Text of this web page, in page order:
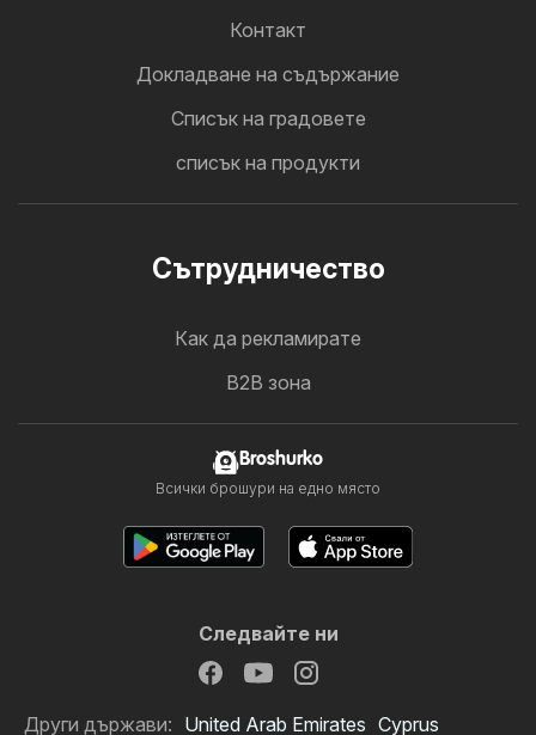
Контакт
Докладване на съдържание
Cписък на градовете
списък на продукти
Cътрудничество
Как да рекламирате
B2B зона
Broshurko
Всички брошури на едно място
Следвайте ни
Други държави: United Arab Emirates Cyprus